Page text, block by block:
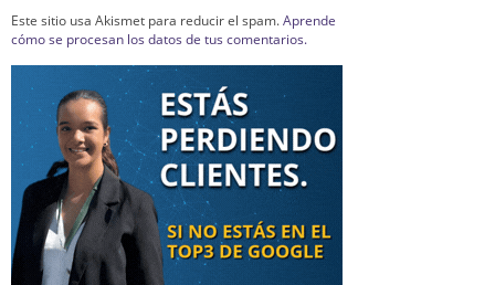
Este sitio usa Akismet para reducir el spam.Aprende
cómo se procesan los datos de tus comentarios.